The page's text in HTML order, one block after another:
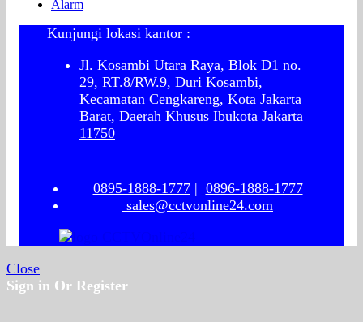
Alarm
Kunjungi lokasi kantor :
Jl. Kosambi Utara Raya, Blok D1 no.
29, RT.8/RW.9, Duri Kosambi,
Kecamatan Cengkareng, Kota Jakarta
Barat, Daerah Khusus Ibukota Jakarta
11750
0895-1888-1777| 0896-1888-1777
sales@cctvonline24.com
Close
Sign in Or Register